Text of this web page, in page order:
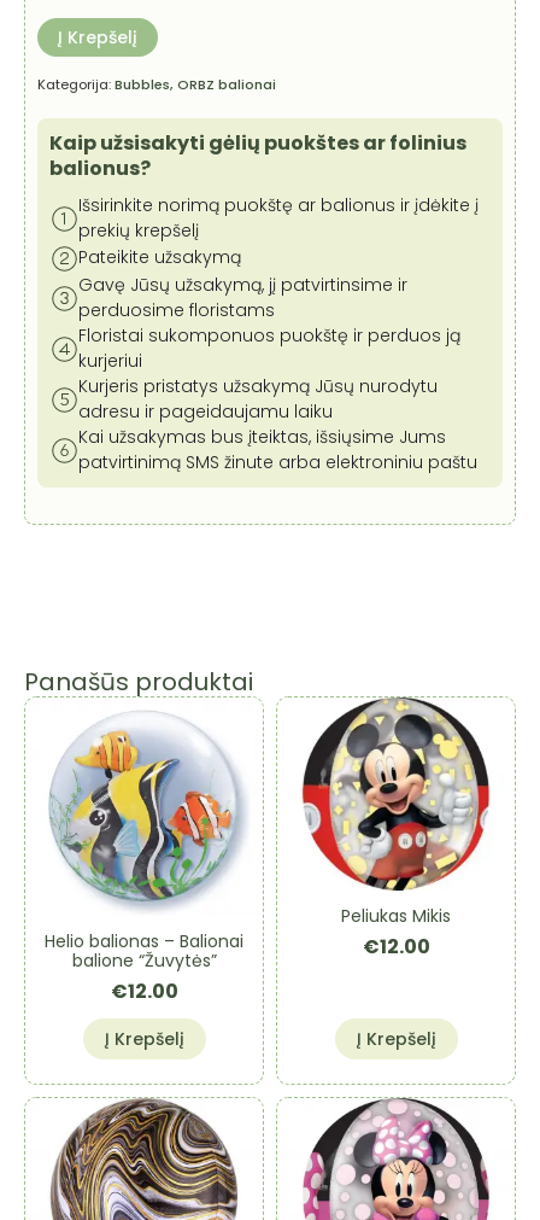
Į Krepšelį
Kategorija:Bubbles, ORBZ balionai
Kaip užsisakyti gėlių puokštes ar folinius
balionus?
Išsirinkite norimą puokštę ar balionus ir įdėkite į
prekių krepšelį
Pateikite užsakymą
Gavę Jūsų užsakymą, jį patvirtinsime ir
perduosime floristams
Floristai sukomponuos puokštę ir perduos ją
kurjeriui
Kurjeris pristatys užsakymą Jūsų nurodytu
adresu ir pageidaujamu laiku
Kai užsakymas bus įteiktas, išsiųsime Jums
patvirtinimą SMS žinute arba elektroniniu paštu
Panašūs produktai
Helio balionas – Balionai
balione “Žuvytės”
€12.00
Į Krepšelį
Peliukas Mikis
€12.00
Į Krepšelį